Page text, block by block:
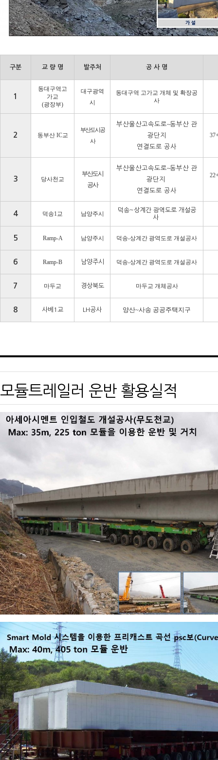
구분 교 량 명 발주처 공 사 명
1
동대구역고
가교
(광장부)
대구광역
시
동대구역 고가교 개체 및 확장공
사
2 동부산 IC교
부산도시공
사
부산울산고속도로~동부산 관
광단지
연결도로 공사
3 당사천교
부산도시
공사
부산울산고속도로~동부산 관
광단지
연결도로 공사
4 덕송1교 남양주시
덕송~상계간 광역도로 개설공
사
5 Ramp-A 남양주시 덕송-상계간 광역도로 개설공사
6 Ramp-B 남양주시 덕송-상계간 광역도로 개설공사
7 마두교 경상북도 마두교 개체공사
8 사베1교 LH공사 양산~사송 공공주택지구
모듈트레일러 운반 활용실적